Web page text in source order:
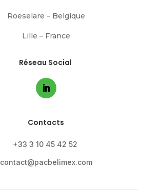
Roeselare – Belgique
Lille – France
Réseau Social
Contacts
+33 3 10 45 42 52
contact@pacbelimex.com